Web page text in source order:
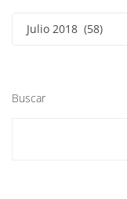
Julio 2018 (58)
Buscar